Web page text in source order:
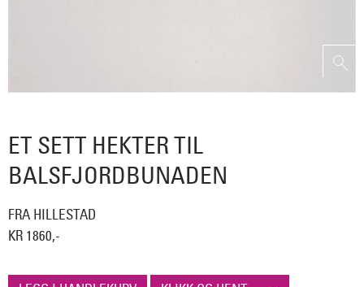
ET SETT HEKTER TIL
BALSFJORDBUNADEN
FRA HILLESTAD
KR 1860,-